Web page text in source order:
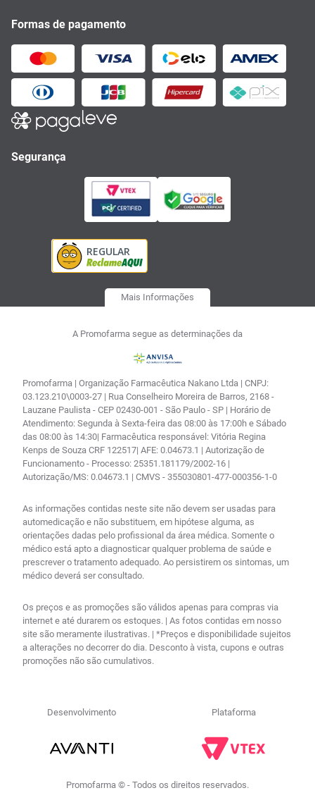
Formas de pagamento
Segurança
Mais Informações
A Promofarma segue as determinações da
Promofarma | Organização Farmacêutica Nakano Ltda | CNPJ:
03.123.210\0003-27 | Rua Conselheiro Moreira de Barros, 2168 -
Lauzane Paulista - CEP 02430-001 - São Paulo - SP | Horário de
Atendimento: Segunda à Sexta-feira das 08:00 às 17:00h e Sábado
das 08:00 às 14:30| Farmacêutica responsável: Vitória Regina
Kenps de Souza CRF 122517| AFE: 0.04673.1 | Autorização de
Funcionamento - Processo: 25351.181179/2002-16 |
Autorização/MS: 0.04673.1 | CMVS - 355030801-477-000356-1-0
As informações contidas neste site não devem ser usadas para
automedicação e não substituem, em hipótese alguma, as
orientações dadas pelo profissional da área médica. Somente o
médico está apto a diagnosticar qualquer problema de saúde e
prescrever o tratamento adequado. Ao persistirem os sintomas, um
médico deverá ser consultado.
Os preços e as promoções são válidos apenas para compras via
internet e até durarem os estoques. | As fotos contidas em nosso
site são meramente ilustrativas. | *Preços e disponibilidade sujeitos
a alterações no decorrer do dia. Desconto à vista, cupons e outras
promoções não são cumulativos.
Desenvolvimento Plataforma
Promofarma © - Todos os direitos reservados.